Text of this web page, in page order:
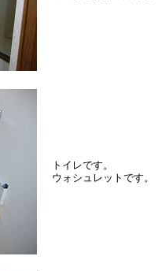
トイレです。
ウォシュレットです。